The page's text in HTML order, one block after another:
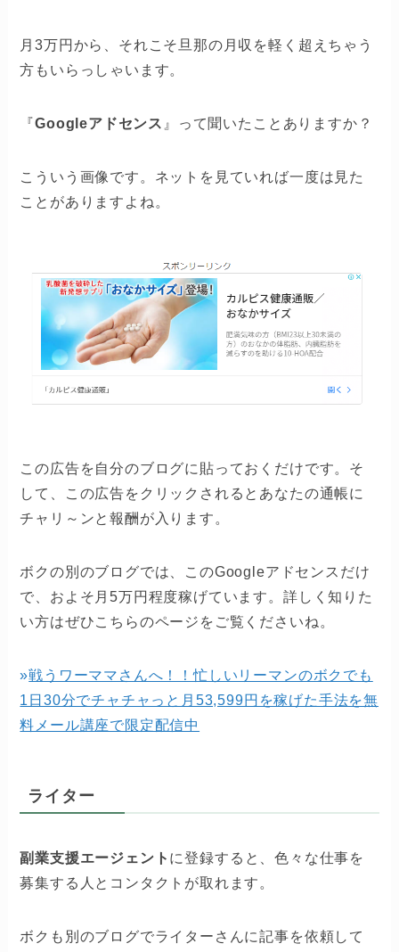
月3万円から、それこそ旦那の月収を軽く超えちゃう
方もいらっしゃいます。
『Googleアドセンス 』って聞いたことありますか？
こういう画像です。ネットを見ていれば一度は見た
ことがありますよね。
この広告を自分のブログに貼っておくだけです。そ
して、この広告をクリックされるとあなたの通帳に
チャリ～ンと報酬が入ります。
ボクの別のブログでは、このGoogleアドセンスだけ
で、およそ月5万円程度稼げています。詳しく知りた
い方はぜひこちらのページをご覧くださいね。
»戦うワーママさんへ！！忙しいリーマンのボクでも
1日30分でチャチャっと月53,599円を稼げた手法を無
料メール講座で限定配信中
ライター
副業支援エージェント に登録すると、色々な仕事を
募集する人とコンタクトが取れます。
ボクも別のブログでライターさんに記事を依頼して